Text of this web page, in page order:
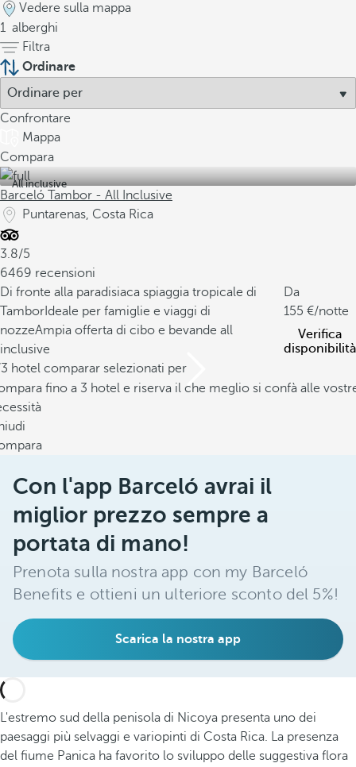
Vedere sulla mappa
1 alberghi
Filtra
Ordinare
Confrontare
Mappa
Compara
All inclusive
Barceló Tambor - All Inclusive
Puntarenas, Costa Rica
3.8/5
6469 recensioni
Di fronte alla paradisiaca spiaggia tropicale di
Tambor Ideale per famiglie e viaggi di
nozzeAmpia offerta di cibo e bevande all
inclusive
Da
155
/notte
Verifica
disponibilità
hotel comparar selezionati per
fino a 3 hotel e riserva il che meglio si confà alle
Con l'app Barceló avrai il
miglior prezzo sempre a
portata di mano!
Prenota sulla nostra app con my Barceló
Benefits e ottieni un ulteriore sconto del 5%!
Scarica la nostra app
L'estremo sud della penisola di Nicoya presenta uno dei
paesaggi più selvaggi e variopinti di Costa Rica. La presenza
del fiume Panica ha favorito lo sviluppo delle suggestiva flora